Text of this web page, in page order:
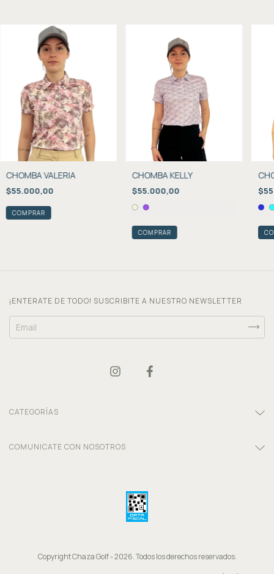
CHOMBA VALERIA
$55.000,00
COMPRAR
CHOMBA KELLY
$55.000,00
COMPRAR
¡ENTERATE DE TODO! SUSCRIBITE A NUESTRO NEWSLETTER
CATEGORÍAS
COMUNICATE CON NOSOTROS
Copyright Chaza Golf - 2026. Todos los derechos reservados.